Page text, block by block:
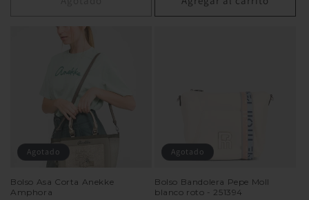
Agotado
Bolso Asa Corta Anekke
Amphora
Agotado
Bolso Bandolera Pepe Moll
blanco roto - 251394